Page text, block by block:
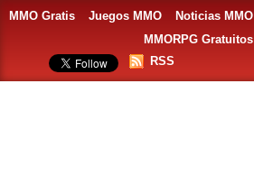
MMO Gratis Juegos MMO Noticias MMO
MMORPG Gratuitos
RSS